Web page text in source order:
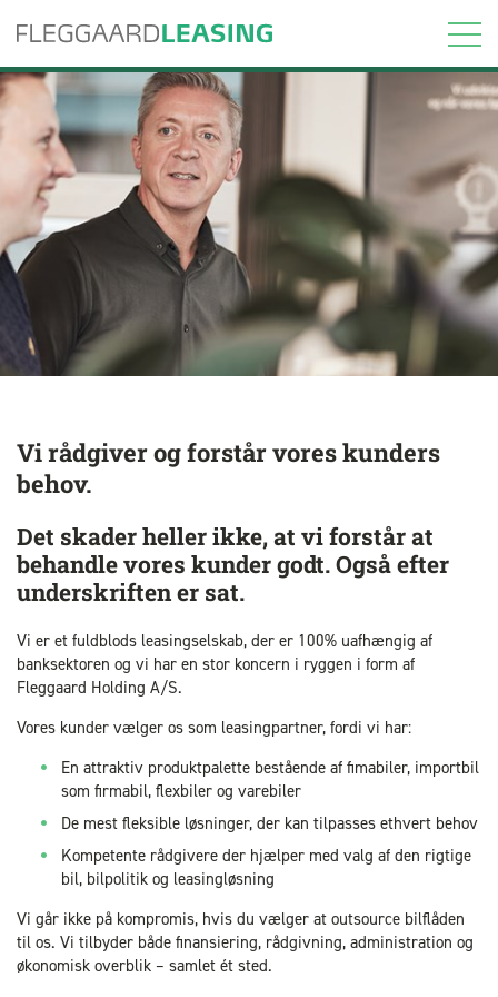
Vi rådgiver og forstår vores kunders
behov.
Det skader heller ikke, at vi forstår at
behandle vores kunder godt. Også efter
underskriften er sat.
Vi er et fuldblods leasingselskab, der er 100% uafhængig af
banksektoren og vi har en stor koncern i ryggen i form af
Fleggaard Holding A/S.
Vores kunder vælger os som leasingpartner, fordi vi har:
En attraktiv produktpalette bestående af fimabiler, importbil
som firmabil, flexbiler og varebiler
De mest fleksible løsninger, der kan tilpasses ethvert behov
Kompetente rådgivere der hjælper med valg af den rigtige
bil, bilpolitik og leasingløsning
Vi går ikke på kompromis, hvis du vælger at outsource bilflåden
til os. Vi tilbyder både finansiering, rådgivning, administration og
økonomisk overblik – samlet ét sted.